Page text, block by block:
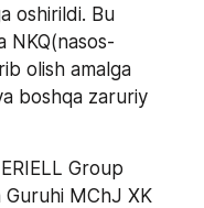
oshirildi. Bu
NKQ(nasos-
olish amalga
boshqa zaruriy
Group
Guruhi MChJ XK